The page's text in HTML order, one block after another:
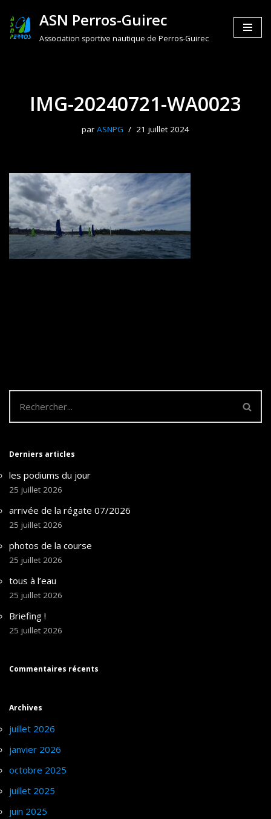
Aller
ASN Perros-Guirec
Association sportive nautique de Perros-Guirec
IMG-20240721-WA0023
par ASNPG 21 juillet 2024
Derniers articles
les podiums du jour
25 juillet 2026
arrivée de la régate 07/2026
25 juillet 2026
photos de la course
25 juillet 2026
tous à l’eau
25 juillet 2026
Briefing !
25 juillet 2026
Commentaires récents
Archives
juillet 2026
janvier 2026
octobre 2025
juillet 2025
juin 2025